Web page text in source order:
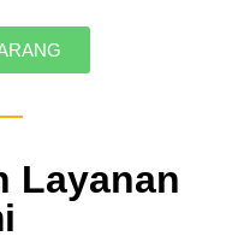
Layanan